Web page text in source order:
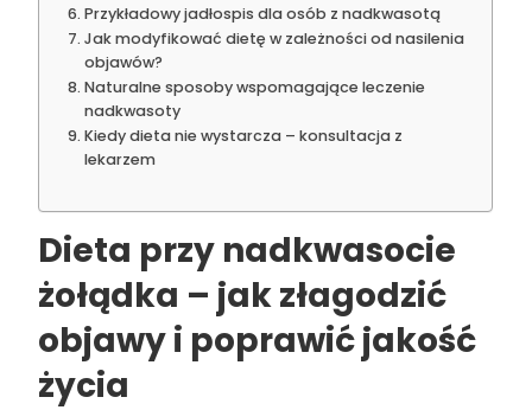
Przykładowy jadłospis dla osób z nadkwasotą
Jak modyfikować dietę w zależności od nasilenia
objawów?
Naturalne sposoby wspomagające leczenie
nadkwasoty
Kiedy dieta nie wystarcza – konsultacja z
lekarzem
Dieta przy nadkwasocie
żołądka – jak złagodzić
objawy i poprawić jakość
życia